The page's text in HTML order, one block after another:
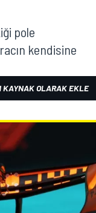
pole
kendisine
KAYNAK OLARAK EKLE